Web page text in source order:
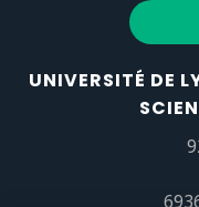
UNIVERSITÉ DE